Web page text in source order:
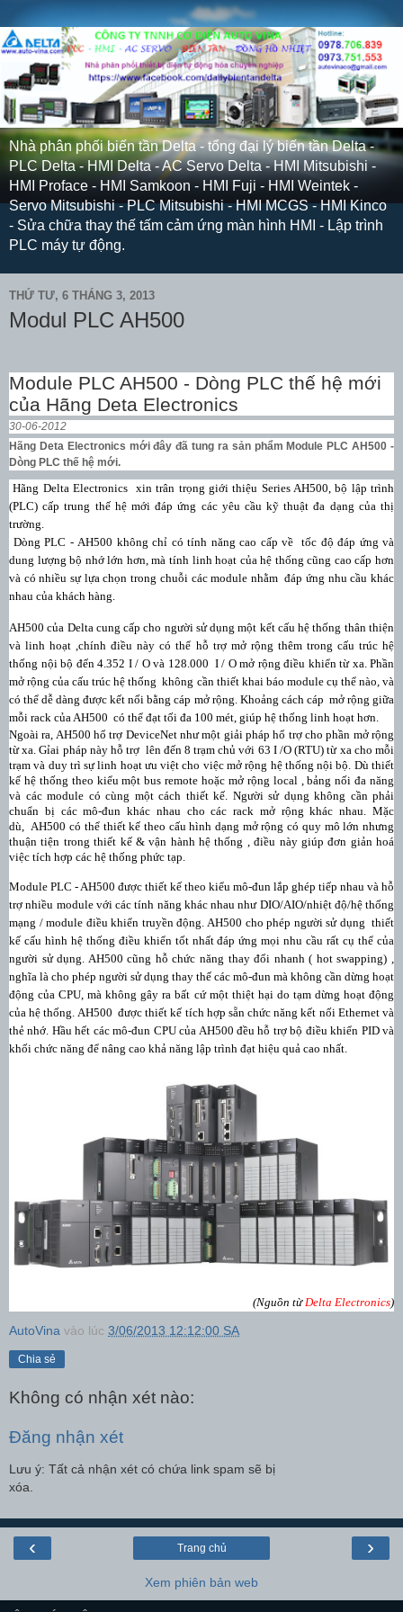
Nhà phân phối biến tần Delta - tổng đại lý biến tần Delta -
PLC Delta - HMI Delta - AC Servo Delta - HMI Mitsubishi -
HMI Proface - HMI Samkoon - HMI Fuji - HMI Weintek -
Servo Mitsubishi - PLC Mitsubishi - HMI MCGS - HMI Kinco
- Sửa chữa thay thế tấm cảm ứng màn hình HMI - Lập trình
PLC máy tự động.
THỨ TƯ, 6 THÁNG 3, 2013
Modul PLC AH500
Module PLC AH500 - Dòng PLC thế hệ mới
của Hãng Deta Electronics
30-06-2012
Hãng Deta Electronics mới đây đã tung ra sản phẩm Module PLC AH500 -
Dòng PLC thế hệ mới.
Hãng Delta Electronics xin trân trọng giới thiệu Series AH500, bộ lập trình
(PLC) cấp trung thế hệ mới đáp ứng các yêu cầu kỹ thuật đa dạng của thị
trường.
Dòng PLC - AH500 không chỉ có tính năng cao cấp về tốc độ đáp ứng và
dung lượng bộ nhớ lớn hơn, mà tính linh hoạt của hệ thống cũng cao cấp hơn
và có nhiều sự lựa chọn trong chuỗi các module nhằm đáp ứng nhu cầu khác
nhau của khách hàng.
AH500 của Delta cung cấp cho người sử dụng một kết cấu hệ thống thân thiện
và linh hoạt ,chính điều này có thể hỗ trợ mở rộng thêm trong cấu trúc hệ
thống nội bộ đến 4.352 I / O và 128.000 I / O mở rộng điều khiển từ xa. Phần
mở rộng của cấu trúc hệ thống không cần thiết khai báo module cụ thể nào, và
có thể dễ dàng được kết nối bằng cáp mở rộng. Khoảng cách cáp mở rộng giữa
mỗi rack của AH500 có thể đạt tối đa 100 mét, giúp hệ thống linh hoạt hơn.
Ngoài ra, AH500 hổ trợ DeviceNetnhư một giải pháphổ trợcho phần mở rộng
từ xa. Gỉai pháp này hỗ trợ lên đến 8 trạm chủ với 63 I /O (RTU) từ xa cho mỗi
trạm và duy trì sự linh hoạt ưu việt cho việc mở rộng hệ thống nội bộ. Dù thiết
kế hệ thống theo kiểu một bus remote hoặc mở rộng local , bảng nối đa năng
và các module có cùng một cách thiết kế. Người sử dụng không cần phải
chuẩn bị các mô-đun khác nhau cho các rack mở rộng khác nhau. Mặc
dù,
AH500 có thể thiết kế theo cấu hình dạng mở rộng có quy mô lớn nhưng
thuận tiện trong thiết kế & vận hành hệ thống , điều này giúp đơn giản hoá
việc tích hợp các hệ thống phức tạp.
Module PLC - AH500 được thiết kế theo kiểu mô-đun lắp ghép tiếp nhau và hỗ
trợ nhiều module với các tính năng khác nhau như DIO/AIO/nhiệt độ/hệ thống
mạng / module điều khiển truyền động. AH500 cho phép người sử dụng thiết
kế cấu hình hệ thống điều khiển tốt nhất đáp ứng mọi nhu cầu rất cụ thể của
người sử dụng. AH500 cũng hỗ chức năng thay đổi nhanh ( hot swapping) ,
nghĩa là cho phép người sử dụng thay thế các mô-đun mà không cần dừng hoạt
động của CPU, mà không gây ra bất cứ một thiệt hại do tạm dừng hoạt động
của hệ thống. AH500 được thiết kế tích hợp sẵn chức năng kết nối Ethernet và
thẻ nhớ. Hầu hết các mô-đun CPU của AH500 đều hỗ trợ bộ điều khiển PID và
khối chức năng để nâng cao khả năng lập trình đạt hiệu quả cao nhất.
(Nguồn từDelta Electronics)
AutoVina vào lúc 3/06/2013 12:12:00 SA
Chia sẻ
Không có nhận xét nào:
Đăng nhận xét
Lưu ý: Tất cả nhận xét có chứa link spam sẽ bị
xóa.
‹ ›
Trang chủ
Xem phiên bản web